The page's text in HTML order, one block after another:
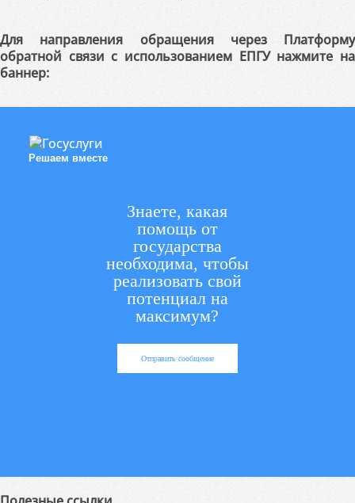
Для направления обращения через Платформу
обратной связи с использованием ЕПГУ нажмите на
баннер:
Решаем вместе
Знаете, какая
помощь от
государства
необходима, чтобы
реализовать свой
потенциал на
максимум?
Отправить сообщение